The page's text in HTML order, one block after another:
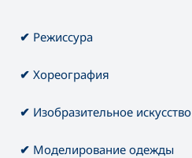
✔ Режиссура
✔ Хореография
✔ Изобразительное искусство
✔ Моделирование одежды